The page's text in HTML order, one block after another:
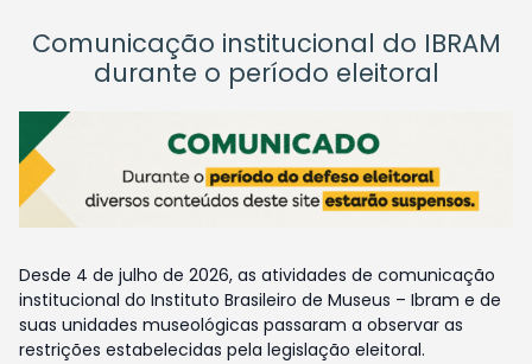
Comunicação institucional do IBRAM
durante o período eleitoral
Desde 4 de julho de 2026, as atividades de comunicação
institucional do Instituto Brasileiro de Museus – Ibram e de
suas unidades museológicas passaram a observar as
restrições estabelecidas pela legislação eleitoral.